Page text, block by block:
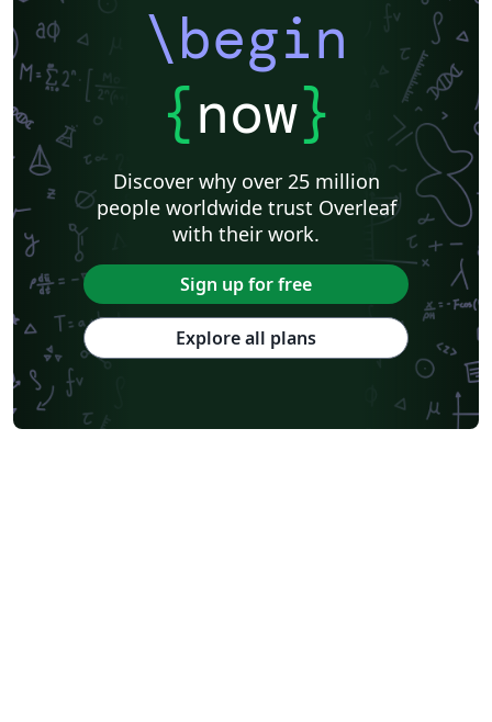
\begin
{now}
Discover why over 25 million
people worldwide trust Overleaf
with their work.
Sign up for free
Explore all plans